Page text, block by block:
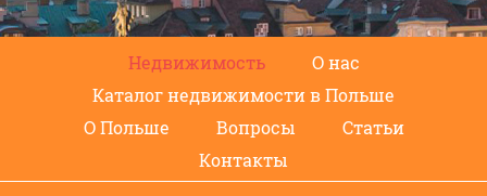
Недвижимость
О нас
Каталог недвижимости в Польше
О Польше
Вопросы
Статьи
Контакты